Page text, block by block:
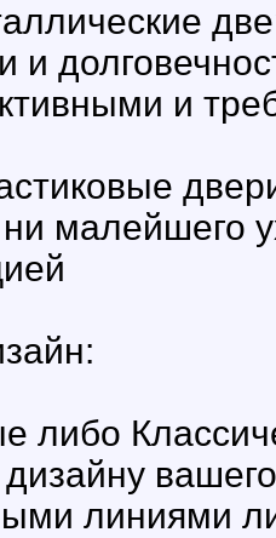
и
и
ни малейшего
либо
линиями